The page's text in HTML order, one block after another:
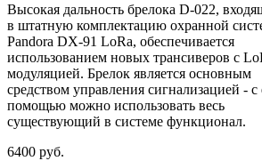
Высокая дальность брелока D-022,
в штатную комплектацию охранной
Pandora DX-91 LoRa, обеспечивается
использованием новых трансиверов с
модуляцией. Брелок является основным
средством управления сигнализацией - с
помощью можно использовать весь
существующий в системе функционал.
6400 руб.